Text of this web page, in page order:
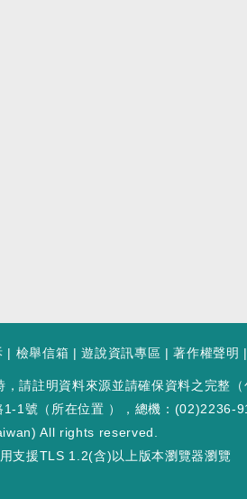
| 檢舉信箱 |遊說資訊專區 |著作權聲明 |
請註明資料來源並請確保資料之完整
1號（ 所在位置 ），總機：(02)2236-
All rights reserved.
支援TLS 1.2(含)以上版本瀏覽器瀏覽